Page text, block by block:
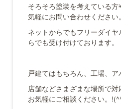
そろそろ塗装を考えている
気軽にお問い合わせください。
ネットからでもフリーダイ
らでも受け付けております。
戸建てはもちろん、工場、ア
店舗などさまざまな場所で対
お気軽にご相談ください。